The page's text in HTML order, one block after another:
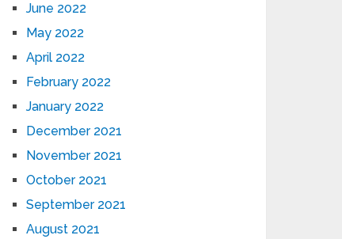
June 2022
May 2022
April 2022
February 2022
January 2022
December 2021
November 2021
October 2021
September 2021
August 2021